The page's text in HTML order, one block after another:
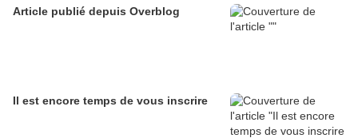
Article publié depuis Overblog
Il est encore temps de vous inscrire